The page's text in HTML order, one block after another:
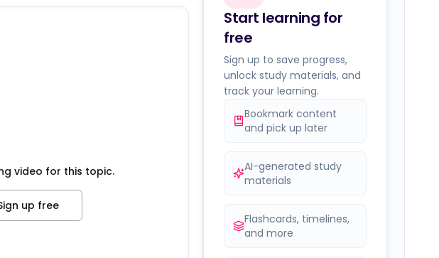
video for this topic.
up free
Start learning for
free
Sign up to save progress,
unlock study materials, and
track your learning.
Bookmark content
and pick up later
AI-generated study
materials
Flashcards, timelines,
and more